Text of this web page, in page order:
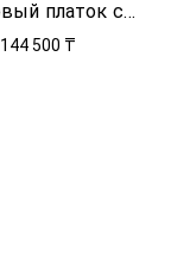
Шёлковый платок с принтом
144 500 ₸